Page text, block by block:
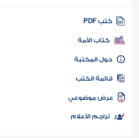
كتب PDF
كتاب الأمة
المكتبة
الكتب
موضوعي